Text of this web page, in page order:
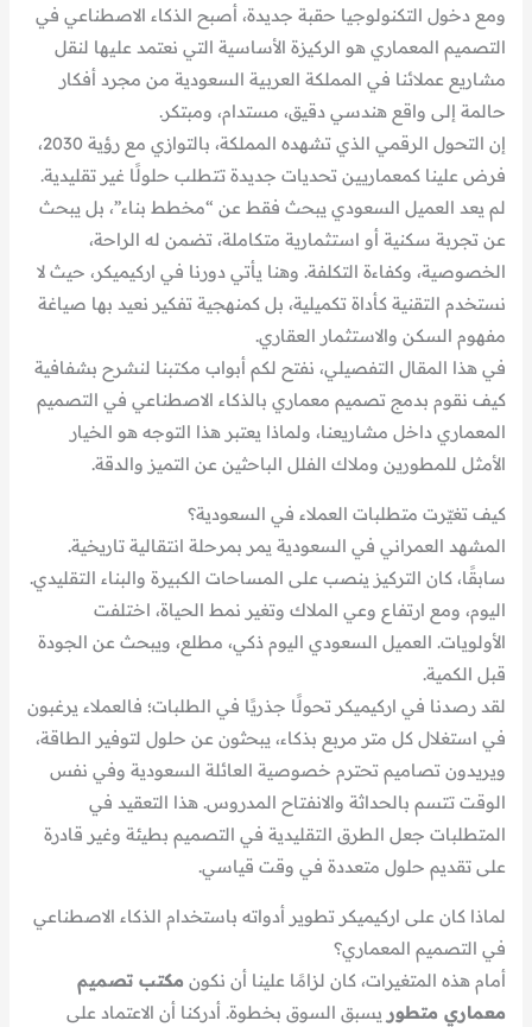
ومع دخول التكنولوجيا حقبة جديدة، أصبح الذكاء الاصطناعي في
التصميم المعماري هو الركيزة الأساسية التي نعتمد عليها لنقل
مشاريع عملائنا في المملكة العربية السعودية من مجرد أفكار
حالمة إلى واقع هندسي دقيق، مستدام، ومبتكر.
إن التحول الرقمي الذي تشهده المملكة، بالتوازي مع رؤية 2030،
فرض علينا كمعماريين تحديات جديدة تتطلب حلولًا غير تقليدية.
لم يعد العميل السعودي يبحث فقط عن “مخطط بناء”، بل يبحث
عن تجربة سكنية أو استثمارية متكاملة، تضمن له الراحة،
الخصوصية، وكفاءة التكلفة. وهنا يأتي دورنا في اركيميكر، حيث لا
نستخدم التقنية كأداة تكميلية، بل كمنهجية تفكير نعيد بها صياغة
مفهوم السكن والاستثمار العقاري.
في هذا المقال التفصيلي، نفتح لكم أبواب مكتبنا لنشرح بشفافية
كيف نقوم بدمج تصميم معماري بالذكاء الاصطناعي في التصميم
المعماري داخل مشاريعنا، ولماذا يعتبر هذا التوجه هو الخيار
الأمثل للمطورين وملاك الفلل الباحثين عن التميز والدقة.
كيف تغيّرت متطلبات العملاء في السعودية؟
المشهد العمراني في السعودية يمر بمرحلة انتقالية تاريخية.
سابقًا، كان التركيز ينصب على المساحات الكبيرة والبناء التقليدي.
اليوم، ومع ارتفاع وعي الملاك وتغير نمط الحياة، اختلفت
الأولويات. العميل السعودي اليوم ذكي، مطلع، ويبحث عن الجودة
قبل الكمية.
لقد رصدنا في اركيميكر تحولًا جذريًا في الطلبات؛ فالعملاء يرغبون
في استغلال كل متر مربع بذكاء، يبحثون عن حلول لتوفير الطاقة،
ويريدون تصاميم تحترم خصوصية العائلة السعودية وفي نفس
الوقت تتسم بالحداثة والانفتاح المدروس. هذا التعقيد في
المتطلبات جعل الطرق التقليدية في التصميم بطيئة وغير قادرة
على تقديم حلول متعددة في وقت قياسي.
لماذا كان على اركيميكر تطوير أدواته باستخدام الذكاء الاصطناعي
في التصميم المعماري؟
أمام هذه المتغيرات، كان لزامًا علينا أن نكون مكتب تصميم
معماري متطور يسبق السوق بخطوة. أدركنا أن الاعتماد على